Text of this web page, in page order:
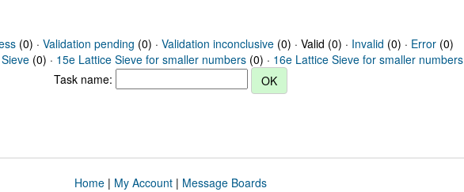
(0) · Validation pending (0) · Validation inconclusive(0) · Valid (0) · Invalid (0) · Error(0)
(0) · 15e Lattice Sieve for smaller numbers (0) · 16e Lattice Sieve for smaller numbers
Task name:
Home| My Account| Message Boards